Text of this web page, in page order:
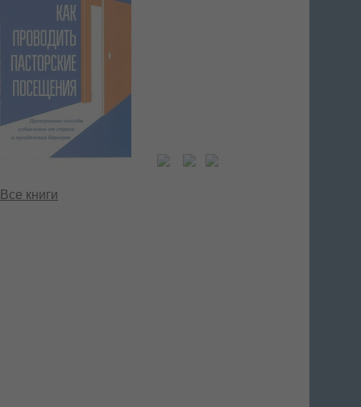
Все книги